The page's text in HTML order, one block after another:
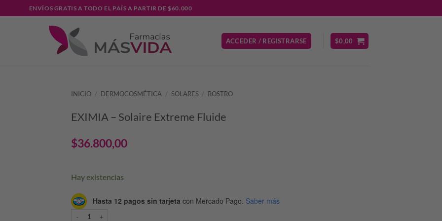
ENVÍOS GRATIS A TODO EL PAÍS A PARTIR DE $60.000
ACCEDER / REGISTRARSE $0,00
INICIO / DERMOCOSMÉTICA / SOLARES / ROSTRO
EXIMIA – Solaire Extreme Fluide
$36.800,00
Hay existencias
Hasta 12 pagos sin tarjeta con Mercado Pago. Saber más
EXIMIA - Solaire Extreme Fluide cantidad